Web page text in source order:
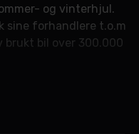
og vinterhjul.
sine forhandlere t.o.m
brukt bil over 300.000
ved kjøp av
være i kjørbar stand,